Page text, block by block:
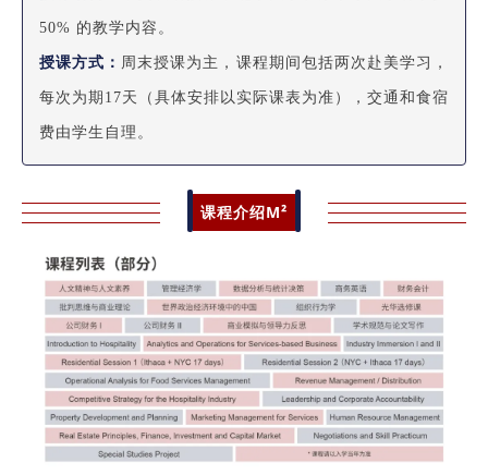
50% 的教学内容。
授课方式： 周末授课为主，课程期间包括两次赴美学习，
每次为期17天（具体安排以实际课表为准），交通和食宿
费由学生自理。
课程介绍M²